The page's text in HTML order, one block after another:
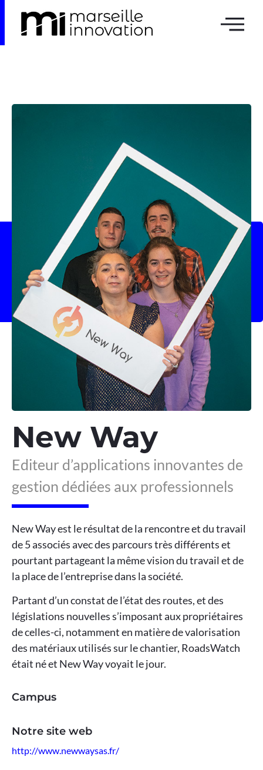
New Way
Editeur d’applications innovantes de
gestion dédiées aux professionnels
New Way est le résultat de la rencontre et du travail
de 5 associés avec des parcours très différents et
pourtant partageant la même vision du travail et de
la place de l’entreprise dans la société.
Partant d’un constat de l’état des routes, et des
législations nouvelles s’imposant aux propriétaires
de celles-ci, notamment en matière de valorisation
des matériaux utilisés sur le chantier, RoadsWatch
était né et New Way voyait le jour.
Campus
Notre site web
http://www.newwaysas.fr/